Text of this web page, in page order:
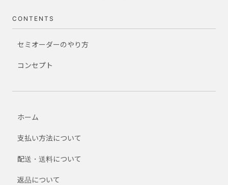
CONTENTS
セミオーダーのやり方
コンセプト
ホーム
支払い方法について
配送・送料について
返品について